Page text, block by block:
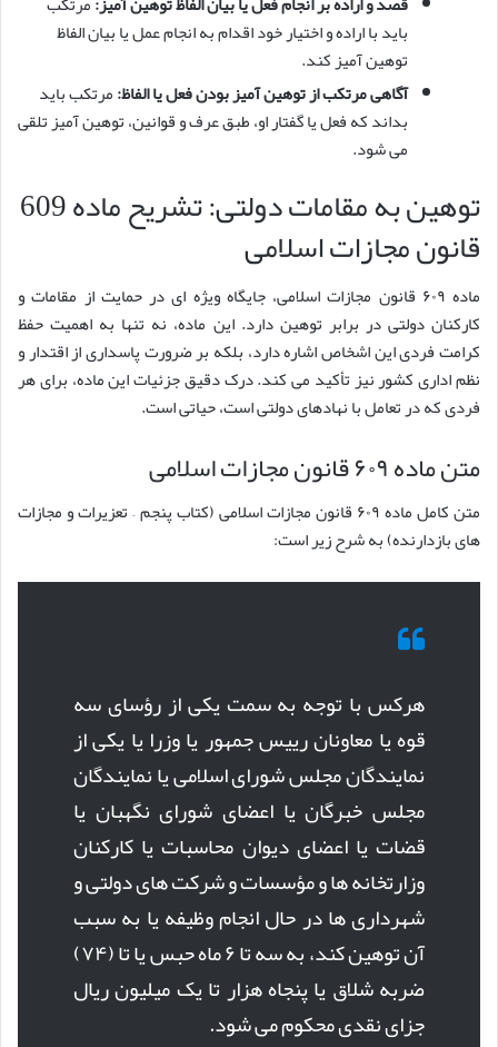
باید با اراده و اختیار خود اقدام به انجام عمل یا بیان الفاظ
توهین آمیز کند.
آگاهی مرتکب از توهین آمیز بودن فعل یا الفاظ:مرتکب باید
بداند که فعل یا گفتار او، طبق عرف و قوانین، توهین آمیز تلقی
می شود.
توهین به مقامات دولتی: تشریح ماده 609
قانون مجازات اسلامی
ماده ۶۰۹ قانون مجازات اسلامی، جایگاه ویژه ای در حمایت از مقامات و
کارکنان دولتی در برابر توهین دارد. این ماده، نه تنها به اهمیت حفظ
کرامت فردی این اشخاص اشاره دارد، بلکه بر ضرورت پاسداری از اقتدار و
نظم اداری کشور نیز تأکید می کند. درک دقیق جزئیات این ماده، برای هر
فردی که در تعامل با نهادهای دولتی است، حیاتی است.
متن ماده ۶۰۹ قانون مجازات اسلامی
متن کامل ماده ۶۰۹ قانون مجازات اسلامی (کتاب پنجم – تعزیرات و مجازات
های بازدارنده) به شرح زیر است:
هرکس با توجه به سمت یکی از رؤسای سه
قوه یا معاونان رییس جمهور یا وزرا یا یکی از
نمایندگان مجلس شورای اسلامی یا نمایندگان
مجلس خبرگان یا اعضای شورای نگهبان یا
قضات یا اعضای دیوان محاسبات یا کارکنان
وزارتخانه ها و مؤسسات و شرکت های دولتی و
شهرداری ها در حال انجام وظیفه یا به سبب
آن توهین کند، به سه تا ۶ ماه حبس یا تا (۷۴)
ضربه شلاق یا پنجاه هزار تا یک میلیون ریال
جزای نقدی محکوم می شود.